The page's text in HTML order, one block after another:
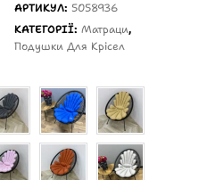
АРТИКУЛ: 5058936
КАТЕГОРІЇ:Матраци,
Подушки Для Крісел